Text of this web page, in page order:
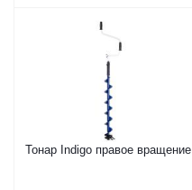
Тонар Indigo правое вращение